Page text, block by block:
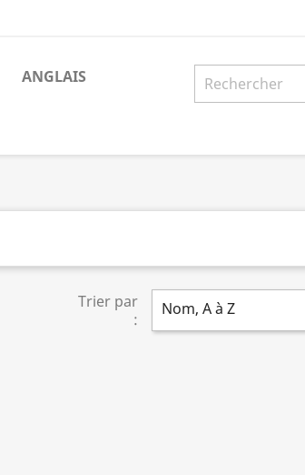
ANGLAIS
Trier par
:
Nom, A à Z